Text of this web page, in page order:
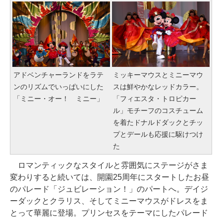
アドベンチャーランドをラテ
ンのリズムでいっぱいにした
「ミニー・オー！ ミニー」
ミッキーマウスとミニーマウ
スは鮮やかなレッドカラー。
「フィエスタ・トロピカー
ル」モチーフのコスチューム
を着たドナルドダックとチッ
プとデールも応援に駆けつけ
た
ロマンティックなスタイルと雰囲気にステージがさま
変わりすると続いては、開園25周年にスタートしたお昼
のパレード「ジュビレーション！」のパートへ。デイジ
ーダックとクラリス、そしてミニーマウスがドレスをま
とって華麗に登場。プリンセスをテーマにしたパレード